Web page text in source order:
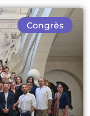
Congrès